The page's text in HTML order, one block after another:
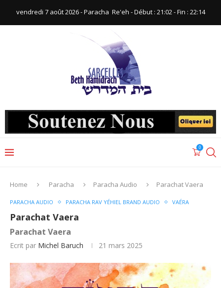
vendredi 7 août 2026 - Paracha ‪ Re'eh‬ - Début : 21:02‬ - Fin : ‪22:14‬
0
Home Paracha Paracha Audio Parachat Vaera
PARACHA AUDIO PARACHA RAV YÉHIEL BRAND AUDIO VAÉRA
Parachat Vaera
Parachat Vaera
Ecrit par Michel Baruch 21 mars 2025